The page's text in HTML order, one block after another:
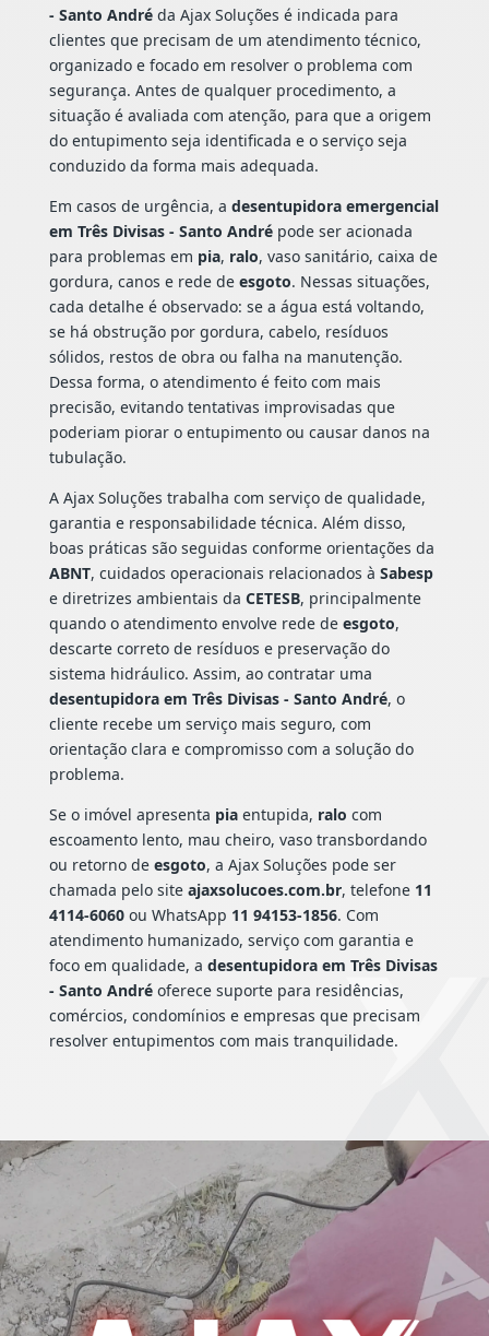
- Santo Andréda Ajax Soluções é indicada para
clientes que precisam de um atendimento técnico,
organizado e focado em resolver o problema com
segurança. Antes de qualquer procedimento, a
situação é avaliada com atenção, para que a origem
do entupimento seja identificada e o serviço seja
conduzido da forma mais adequada.
Em casos de urgência, a desentupidora emergencial
em Três Divisas - Santo Andrépode ser acionada
para problemas em pia, ralo, vaso sanitário, caixa de
gordura, canos e rede de esgoto. Nessas situações,
cada detalhe é observado: se a água está voltando,
se há obstrução por gordura, cabelo, resíduos
sólidos, restos de obra ou falha na manutenção.
Dessa forma, o atendimento é feito com mais
precisão, evitando tentativas improvisadas que
poderiam piorar o entupimento ou causar danos na
tubulação.
A Ajax Soluções trabalha com serviço de qualidade,
garantia e responsabilidade técnica. Além disso,
boas práticas são seguidas conforme orientações da
ABNT, cuidados operacionais relacionados à Sabesp
e diretrizes ambientais da CETESB, principalmente
quando o atendimento envolve rede de esgoto,
descarte correto de resíduos e preservação do
sistema hidráulico. Assim, ao contratar uma
desentupidora em Três Divisas - Santo André, o
cliente recebe um serviço mais seguro, com
orientação clara e compromisso com a solução do
problema.
Se o imóvel apresenta piaentupida, ralo com
escoamento lento, mau cheiro, vaso transbordando
ou retorno de esgoto, a Ajax Soluções pode ser
chamada pelo site ajaxsolucoes.com.br, telefone 11
4114-6060ou WhatsApp 11 94153-1856. Com
atendimento humanizado, serviço com garantia e
foco em qualidade, a desentupidora em Três Divisas
- Santo Andréoferece suporte para residências,
comércios, condomínios e empresas que precisam
resolver entupimentos com mais tranquilidade.